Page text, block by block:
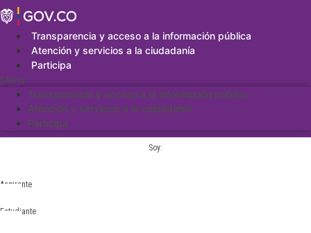
Saltar
al
contenidoTransparencia y acceso a la información pública
Atención y servicios a la ciudadanía
Participa
Menu
Transparencia y acceso a la información pública
Atención y servicios a la ciudadanía
Participa
Soy:
Aspirante
Estudiante